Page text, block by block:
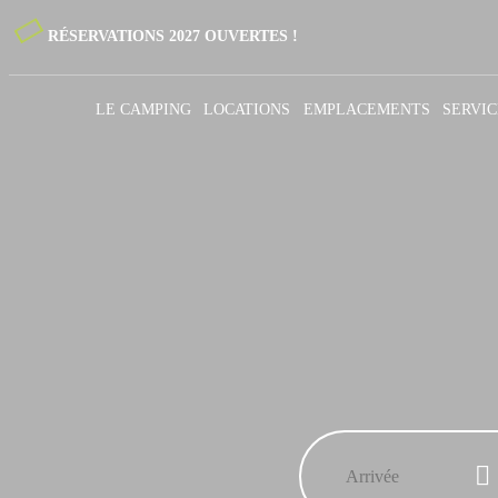
RÉSERVATIONS 2027 OUVERTES !
LE CAMPING LOCATIONS EMPLACEMENTS